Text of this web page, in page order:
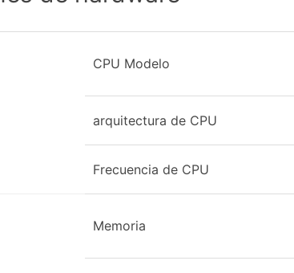
CPU Modelo
arquitectura de CPU
Frecuencia de CPU
Memoria